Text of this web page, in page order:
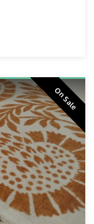
On Sale